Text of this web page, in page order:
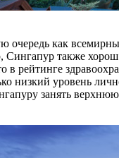
очередь как
Сингапур также
в рейтинге
низкий уровень
занять